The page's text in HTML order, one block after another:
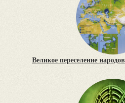
Великое переселение